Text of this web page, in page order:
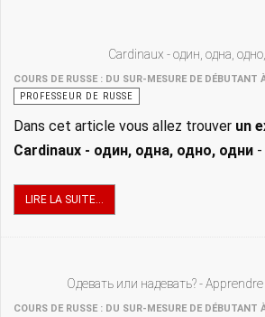
Cardinaux - один, одна,
COURS DE RUSSE : DU SUR-MESURE DE DÉBUTANT
PROFESSEUR DE RUSSE
Dans cet article vous allez trouver un
Cardinaux - один, одна, одно, одни
LIRE LA SUITE...
Одевать или надевать? -
COURS DE RUSSE : DU SUR-MESURE DE DÉBUTANT